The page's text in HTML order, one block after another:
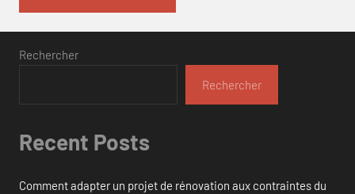
Rechercher
Rechercher
Recent Posts
Comment adapter un projet de rénovation aux contraintes du